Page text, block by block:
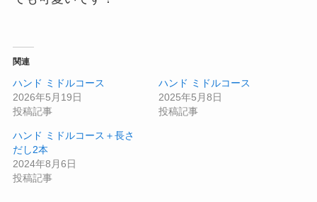
関連
ハンド ミドルコース
2026年5月19日
投稿記事
ハンド ミドルコース
2025年5月8日
投稿記事
ハンド ミドルコース＋長さ
だし2本
2024年8月6日
投稿記事